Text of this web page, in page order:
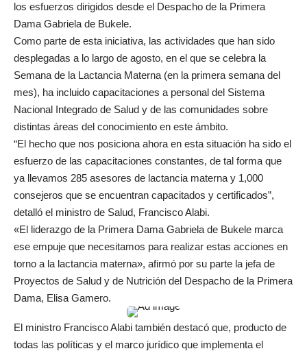
los esfuerzos dirigidos desde el Despacho de la Primera
Dama Gabriela de Bukele.
Como parte de esta iniciativa, las actividades que han sido
desplegadas a lo largo de agosto, en el que se celebra la
Semana de la Lactancia Materna (en la primera semana del
mes), ha incluido capacitaciones a personal del Sistema
Nacional Integrado de Salud y de las comunidades sobre
distintas áreas del conocimiento en este ámbito.
“El hecho que nos posiciona ahora en esta situación ha sido el
esfuerzo de las capacitaciones constantes, de tal forma que
ya llevamos 285 asesores de lactancia materna y 1,000
consejeros que se encuentran capacitados y certificados”,
detalló el ministro de Salud, Francisco Alabi.
«El liderazgo de la Primera Dama Gabriela de Bukele marca
ese empuje que necesitamos para realizar estas acciones en
torno a la lactancia materna», afirmó por su parte la jefa de
Proyectos de Salud y de Nutrición del Despacho de la Primera
Dama, Elisa Gamero.
El ministro Francisco Alabi también destacó que, producto de
todas las políticas y el marco jurídico que implementa el